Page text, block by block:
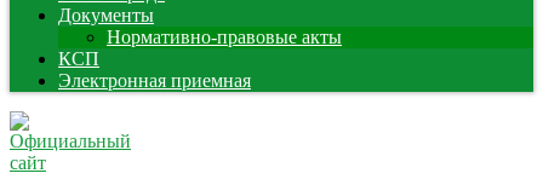
Документы
Нормативно-правовые акты
КСП
Электронная приемная